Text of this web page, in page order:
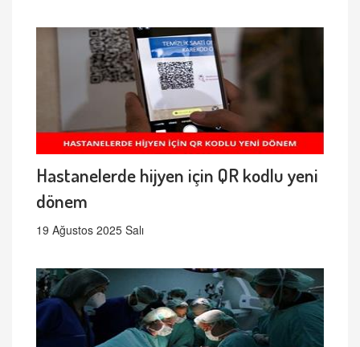
Hastanelerde hijyen için QR kodlu yeni
dönem
19 Ağustos 2025 Salı